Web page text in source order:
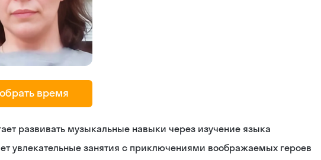
время
развивать музыкальные навыки через изучение языка
увлекательные занятия с приключениями воображаемых героев